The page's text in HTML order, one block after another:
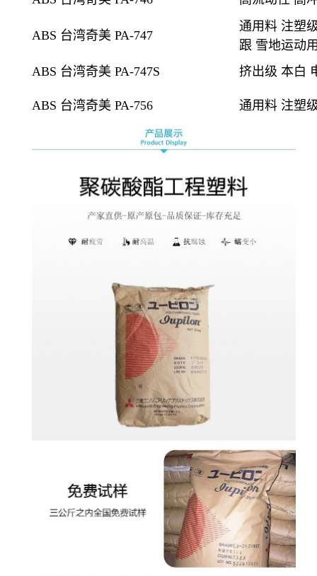
ABS 台湾奇美 PA-747
通用料 注塑
跟 雪地运动
ABS 台湾奇美 PA-747S
挤出级 本白
ABS 台湾奇美 PA-756 通用料 注塑